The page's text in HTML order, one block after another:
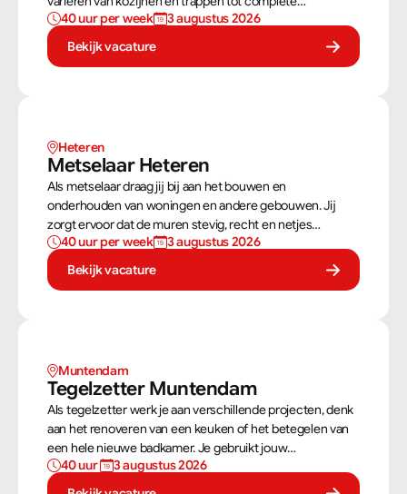
dakconstructies en gevels. Aan de hand van
bouwtekeningen zorg jij ervoor dat een constructie
zowel stevig als netjes is afgewerkt.
40 uur per week
3 augustus 2026
Bekijk vacature
Heteren
Metselaar Heteren
Als metselaar draag jij bij aan het bouwen en
onderhouden van woningen en andere gebouwen. Jij
zorgt ervoor dat de muren stevig, recht en netjes
opgebouwd worden. Aan de hand van een bouwtekening
weet jij precies hoe een muur gebouwd moet worden.
Als metselaar kan je alleen werken of in een team je
40 uur per week
3 augustus 2026
Bekijk vacature
Muntendam
Tegelzetter Muntendam
Als tegelzetter werk je aan verschillende projecten, denk
aan het renoveren van een keuken of het betegelen van
een hele nieuwe badkamer. Je gebruikt jouw
vaardigheden om tegels perfect te plaatsen. Als
tegelzetter ben je voortdurend bezig met diverse taken.
40 uur
3 augustus 2026